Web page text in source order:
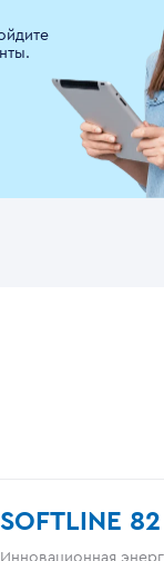
SOFTLINE 82
Инновационная